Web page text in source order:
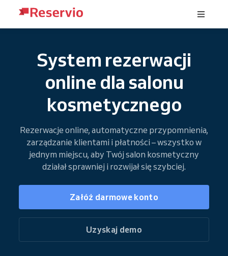
System rezerwacji
online dla salonu
kosmetycznego
Rezerwacje online, automatyczne przypomnienia,
zarządzanie klientami i płatności – wszystko w
jednym miejscu, aby Twój salon kosmetyczny
działał sprawniej i rozwijał się szybciej.
Załóż darmowe konto
Uzyskaj demo